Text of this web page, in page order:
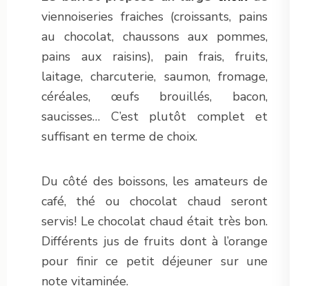
viennoiseries fraiches (croissants, pains
au chocolat, chaussons aux pommes,
pains aux raisins), pain frais, fruits,
laitage, charcuterie, saumon, fromage,
céréales, œufs brouillés, bacon,
saucisses… C’est plutôt complet et
suffisant en terme de choix.
Du côté des boissons, les amateurs de
café, thé ou chocolat chaud seront
servis! Le chocolat chaud était très bon.
Différents jus de fruits dont à l’orange
pour finir ce petit déjeuner sur une
note vitaminée.